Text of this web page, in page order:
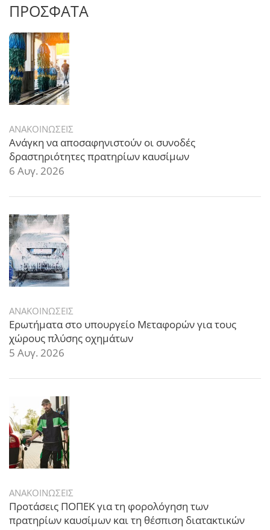
ΠΡΟΣΦΑΤΑ
ΑΝΑΚΟΙΝΩΣΕΙΣ
Ανάγκη να αποσαφηνιστούν οι συνοδές
δραστηριότητες πρατηρίων καυσίμων
6 Αυγ. 2026
ΑΝΑΚΟΙΝΩΣΕΙΣ
Ερωτήματα στο υπουργείο Μεταφορών για τους
χώρους πλύσης οχημάτων
5 Αυγ. 2026
ΑΝΑΚΟΙΝΩΣΕΙΣ
Προτάσεις ΠΟΠΕΚ για τη φορολόγηση των
πρατηρίων καυσίμων και τη θέσπιση διατακτικών